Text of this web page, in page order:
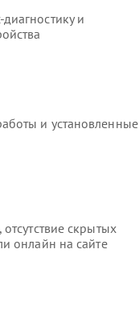
и
и установленные
скрытых
онлайн на сайте